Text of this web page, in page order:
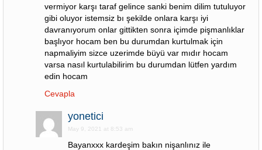
vermiyor karşı taraf gelince sanki benim dilim tutuluyor
gibi oluyor istemsiz bı şekilde onlara karşı iyi
davranıyorum onlar gittikten sonra içimde pişmanlıklar
başlıyor hocam ben bu durumdan kurtulmak için
napmaliyim sizce uzerimde büyü var mıdır hocam
varsa nasıl kurtulabilirim bu durumdan lütfen yardım
edin hocam
Cevapla
yonetici
May 9, 2021 at 8:53 am
Bayanxxx kardeşim bakın nişanlınız ile